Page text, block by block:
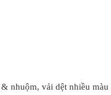
nhuộm, vải dệt nhiều